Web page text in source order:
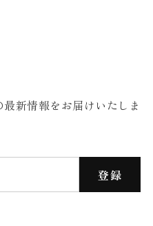
新情報をお届けいたしま
登録